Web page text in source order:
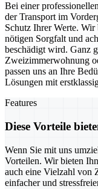
Bei einer
der Transport im
Schutz Ihrer Werte. Wir
nötigen Sorgfalt und
beschädigt wird. Ganz
Zweizimmerwohnung
passen uns an Ihre
Lösungen mit
Features
Diese Vorteile
Wenn Sie mit uns
Vorteilen. Wir bieten
auch eine Vielzahl von
einfacher und